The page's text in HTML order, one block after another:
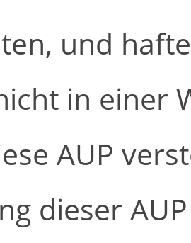
und
in einer
AUP
dieser